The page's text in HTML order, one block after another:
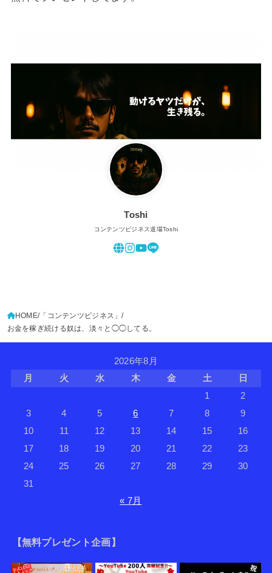
Toshi
コンテンツビジネス道場Toshi
HOME
「コンテンツビジネス」
お金を稼ぎ続ける奴は、淡々と◯◯してる。
2026年8月
月
火 水 木 金 土
日
1
2
3
4 5 6 7 8
9
10
11 12 13 14 15
16
17
18 19 20 21 22
23
24
25 26 27 28 29
30
31
« 7月
【無料プレゼント企画】